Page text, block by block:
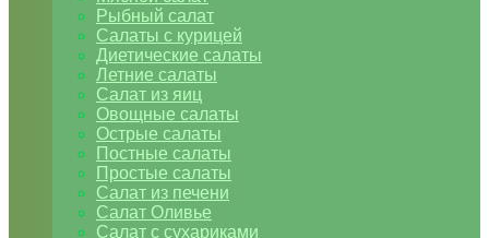
Рыбный салат
Салаты с курицей
Диетические салаты
Летние салаты
Салат из яиц
Овощные салаты
Острые салаты
Постные салаты
Простые салаты
Салат из печени
Салат Оливье
Салат с сухариками